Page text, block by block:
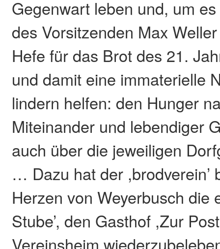
Gegenwart leben und, um
des Vorsitzenden Max
Hefe für das Brot des 21.
und damit eine immaterielle
lindern helfen: den Hunger
Miteinander und lebendiger
auch über die jeweiligen
… Dazu hat der ,brodverein’
Herzen von Weyerbusch die
Stube’, den Gasthof ,Zur
Vereinsheim